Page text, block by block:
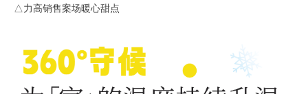
△力高销售案场暖心甜点